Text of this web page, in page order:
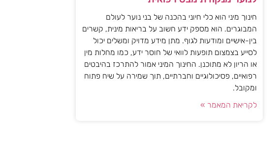
חינוך מיני הוא כלי חיוני בהכנה של בני נוער לעולם
המבוגרים. הוא מספק ידע חשוב על בריאות מינית, קשרים
בין-אישיים ומודעות לגוף. מתן מידע מדויק ומשלים יכול
לסייע בצמצום תופעות לוואי של חוסר ידע, כמו מחלות מין
או הריון לא מתוכנן. החינוך המיני אמור להתרכז בהיבטים
רפואיים, פסיכולוגיים וחברתיים, תוך שמירה על שיח פתוח
ומקובל.
לקריאת המאמר »